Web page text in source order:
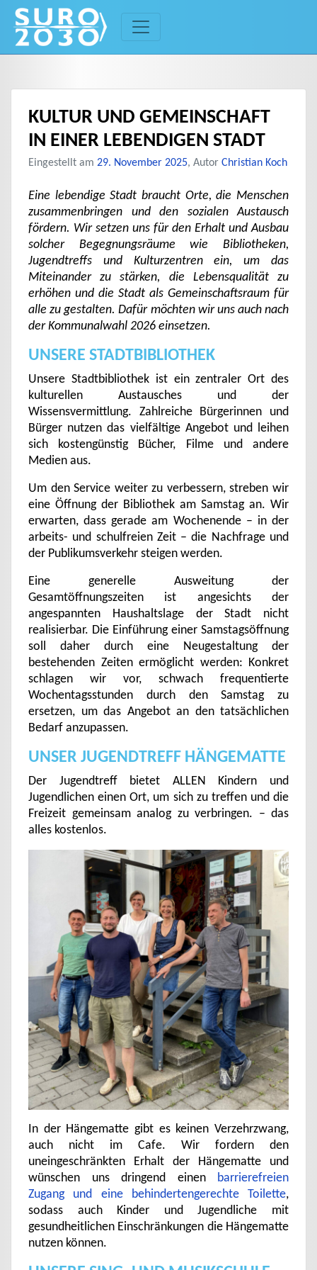
content
KULTUR UND GEMEINSCHAFT
IN EINER LEBENDIGEN STADT
Eingestellt am 29. November 2025, Autor Christian Koch
Eine lebendige Stadt braucht Orte, die Menschen
zusammenbringen und den sozialen Austausch
fördern. Wir setzen uns für den Erhalt und Ausbau
solcher Begegnungsräume wie Bibliotheken,
Jugendtreffs und Kulturzentren ein, um das
Miteinander zu stärken, die Lebensqualität zu
erhöhen und die Stadt als Gemeinschaftsraum für
alle zu gestalten. Dafür möchten wir uns auch nach
der Kommunalwahl 2026 einsetzen.
UNSERE STADTBIBLIOTHEK
Unsere Stadtbibliothek ist ein zentraler Ort des
kulturellen Austausches und der
Wissensvermittlung. Zahlreiche Bürgerinnen und
Bürger nutzen das vielfältige Angebot und leihen
sich kostengünstig Bücher, Filme und andere
Medien aus.
Um den Service weiter zu verbessern, streben wir
eine Öffnung der Bibliothek am Samstag an. Wir
erwarten, dass gerade am Wochenende – in der
arbeits- und schulfreien Zeit – die Nachfrage und
der Publikumsverkehr steigen werden.
Eine generelle Ausweitung der
Gesamtöffnungszeiten ist angesichts der
angespannten Haushaltslage der Stadt nicht
realisierbar. Die Einführung einer Samstagsöffnung
soll daher durch eine Neugestaltung der
bestehenden Zeiten ermöglicht werden: Konkret
schlagen wir vor, schwach frequentierte
Wochentagsstunden durch den Samstag zu
ersetzen, um das Angebot an den tatsächlichen
Bedarf anzupassen.
UNSER JUGENDTREFF HÄNGEMATTE
Der Jugendtreff bietet ALLEN Kindern und
Jugendlichen einen Ort, um sich zu treffen und die
Freizeit gemeinsam analog zu verbringen. – das
alles kostenlos.
In der Hängematte gibt es keinen Verzehrzwang,
auch nicht im Cafe. Wir fordern den
uneingeschränkten Erhalt der Hängematte und
wünschen uns dringend einen
barrierefreien
Zugang und eine behindertengerechte Toilette,
sodass auch Kinder und Jugendliche mit
gesundheitlichen Einschränkungen die Hängematte
nutzen können.